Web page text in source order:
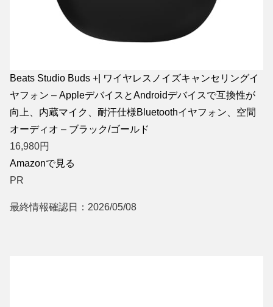
Beats Studio Buds +| ワイヤレスノイズキャンセリングイ
ヤフォン – AppleデバイスとAndroidデバイスで互換性が
向上、内蔵マイク、耐汗仕様Bluetoothイヤフォン、空間
オーディオ – ブラック/ゴールド
16,980円
Amazonで見る
PR
最終情報確認日：2026/05/08